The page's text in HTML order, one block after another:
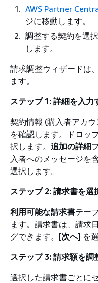
AWS Partner
ジに移動します。
調整する契約を選択
します。
請求調整ウィザードは
ます。
ステップ 1: 詳細を入力
契約情報 (購入者アカ
を確認します。ドロッ
択します。 追加の詳細
入者へのメッセージを
選択します。
ステップ 2: 請求書を選
利用可能な請求書テー
ます。請求書は、請求
グできます。[次へ] を
ステップ 3: 請求額を調
選択した請求書ごとに